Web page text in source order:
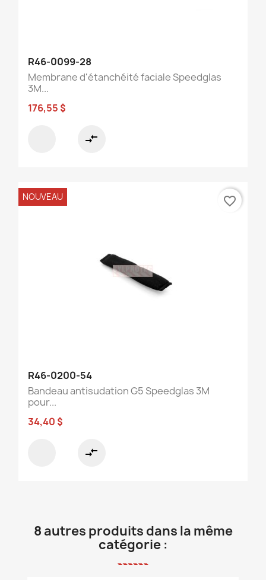
R46-0099-28
Membrane d'étanchéité faciale Speedglas
3M...
176,55 $
compare_arrows
R46-0200-54
Bandeau antisudation G5 Speedglas 3M
pour...
34,40 $
compare_arrows
NOUVEAU favorite_border
8 autres produits dans la même
catégorie :